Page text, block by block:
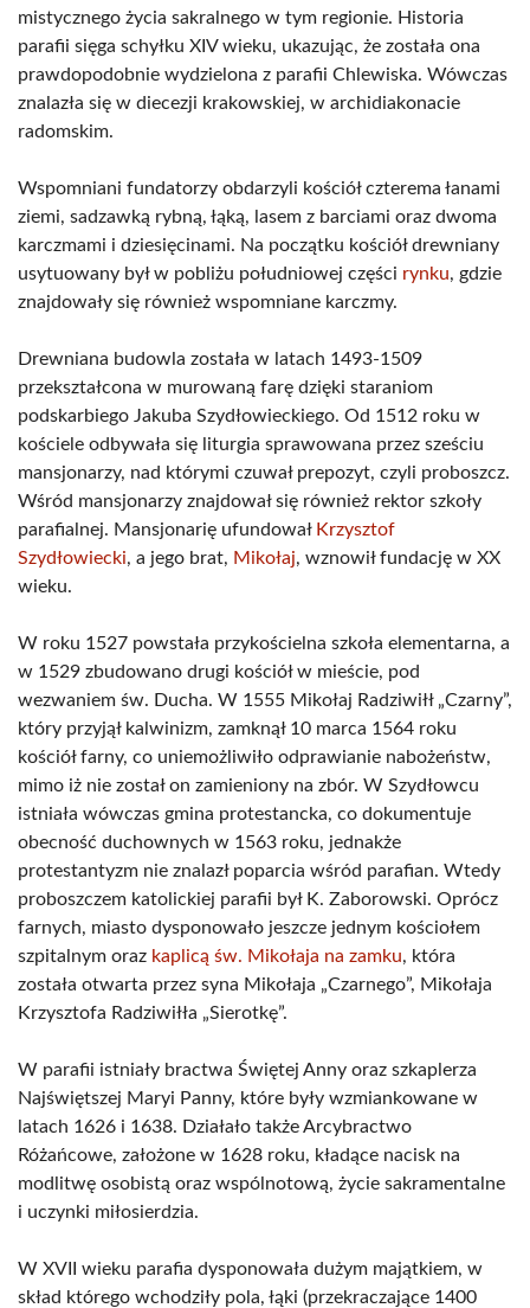
mistycznego życia sakralnego w tym regionie. Historia
parafii sięga schyłku XIV wieku, ukazując, że została ona
prawdopodobnie wydzielona z parafii Chlewiska. Wówczas
znalazła się w diecezji krakowskiej, w archidiakonacie
radomskim.
Wspomniani fundatorzy obdarzyli kościół czterema łanami
ziemi, sadzawką rybną, łąką, lasem z barciami oraz dwoma
karczmami i dziesięcinami. Na początku kościół drewniany
usytuowany był w pobliżu południowej części rynku, gdzie
znajdowały się również wspomniane karczmy.
Drewniana budowla została w latach 1493-1509
przekształcona w murowaną farę dzięki staraniom
podskarbiego Jakuba Szydłowieckiego. Od 1512 roku w
kościele odbywała się liturgia sprawowana przez sześciu
mansjonarzy, nad którymi czuwał prepozyt, czyli proboszcz.
Wśród mansjonarzy znajdował się również rektor szkoły
parafialnej. Mansjonarię ufundował Krzysztof
Szydłowiecki, a jego brat, Mikołaj, wznowił fundację w XX
wieku.
W roku 1527 powstała przykościelna szkoła elementarna, a
w 1529 zbudowano drugi kościół w mieście, pod
wezwaniem św. Ducha. W 1555 Mikołaj Radziwiłł „Czarny”,
który przyjął kalwinizm, zamknął 10 marca 1564 roku
kościół farny, co uniemożliwiło odprawianie nabożeństw,
mimo iż nie został on zamieniony na zbór. W Szydłowcu
istniała wówczas gmina protestancka, co dokumentuje
obecność duchownych w 1563 roku, jednakże
protestantyzm nie znalazł poparcia wśród parafian. Wtedy
proboszczem katolickiej parafii był K. Zaborowski. Oprócz
farnych, miasto dysponowało jeszcze jednym kościołem
szpitalnym oraz kaplicą św. Mikołaja na zamku, która
została otwarta przez syna Mikołaja „Czarnego”, Mikołaja
Krzysztofa Radziwiłła „Sierotkę”.
W parafii istniały bractwa Świętej Anny oraz szkaplerza
Najświętszej Maryi Panny, które były wzmiankowane w
latach 1626 i 1638. Działało także Arcybractwo
Różańcowe, założone w 1628 roku, kładące nacisk na
modlitwę osobistą oraz wspólnotową, życie sakramentalne
i uczynki miłosierdzia.
W XVII wieku parafia dysponowała dużym majątkiem, w
skład którego wchodziły pola, łąki (przekraczające 1400